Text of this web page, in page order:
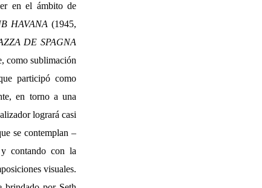
en el ámbito de
HAVANA (1945,
DE SPAGNA
como sublimación
participó como
en torno a una
logrará casi
se contemplan –
y contando con la
visuales.